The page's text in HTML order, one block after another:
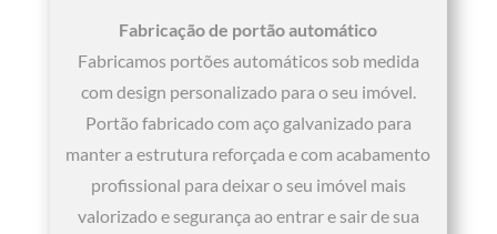
Fabricação de portão automático
Fabricamos portões automáticos sob medida
com design personalizado para o seu imóvel.
Portão fabricado com aço galvanizado para
manter a estrutura reforçada e com acabamento
profissional para deixar o seu imóvel mais
valorizado e segurança ao entrar e sair de sua